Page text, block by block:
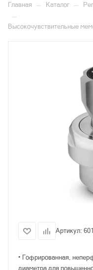
Главная — Каталог —
—
Высокочувствительные
Артикул:
• Гофрированная,
диаметра для